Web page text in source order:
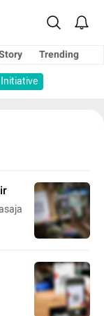
Trending